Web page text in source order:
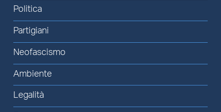
Politica
Partigiani
Neofascismo
Ambiente
Legalità